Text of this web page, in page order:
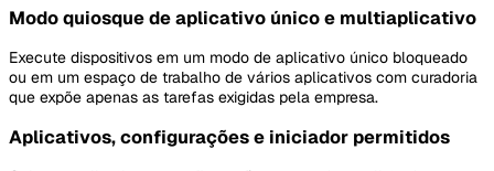
Modo quiosque de aplicativo único e multiaplicativo
Execute dispositivos em um modo de aplicativo único bloqueado
ou em um espaço de trabalho de vários aplicativos com curadoria
que expõe apenas as tarefas exigidas pela empresa.
Aplicativos, configurações e iniciador permitidos